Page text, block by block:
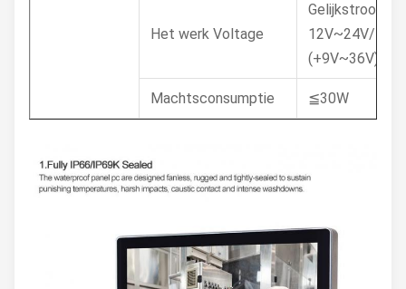
Het werk Voltage
Gelijkstroom
12V~24V/
(+9V~36V)
Machtsconsumptie ≦30W